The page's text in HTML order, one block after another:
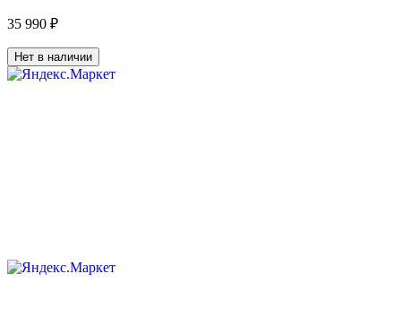
35 990 ₽
Нет в наличии